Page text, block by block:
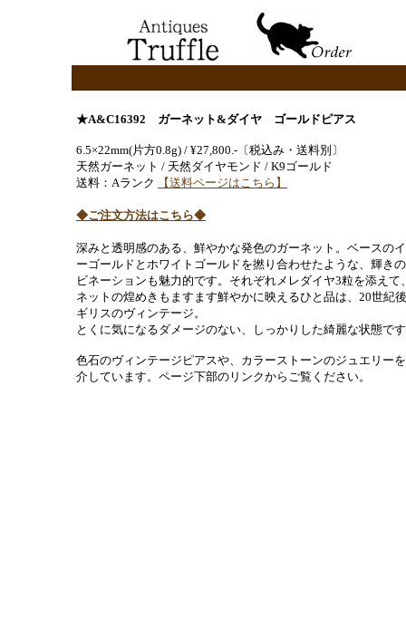
★A&C16392 ガーネット&ダイヤ ゴールドピアス
6.5×22mm(片方0.8g) / ¥27,800.-〔税込み・送料別〕
天然ガーネット / 天然ダイヤモンド / K9ゴールド
送料：Aランク
【送料ページはこちら】
◆ご注文方法はこちら◆
深みと透明感のある、鮮やかな発色のガーネット。ベースの
ーゴールドとホワイトゴールドを撚り合わせたような、輝き
ビネーションも魅力的です。それぞれメレダイヤ3粒を添えて
ネットの煌めきもますます鮮やかに映えるひと品は、20世紀
ギリスのヴィンテージ。
とくに気になるダメージのない、しっかりした綺麗な状態で
色石のヴィンテージピアスや、カラーストーンのジュエリー
介しています。ページ下部のリンクからご覧ください。